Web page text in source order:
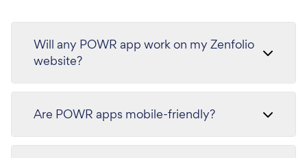
Will any POWR app work on my Zenfolio
website?
Are POWR apps mobile-friendly?